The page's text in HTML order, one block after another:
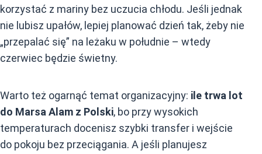
korzystać z mariny bez uczucia chłodu. Jeśli jednak
nie lubisz upałów, lepiej planować dzień tak, żeby nie
„przepalać się” na leżaku w południe – wtedy
czerwiec będzie świetny.
Warto też ogarnąć temat organizacyjny: ile trwa lot
do Marsa Alam z Polski, bo przy wysokich
temperaturach docenisz szybki transfer i wejście
do pokoju bez przeciągania. A jeśli planujesz